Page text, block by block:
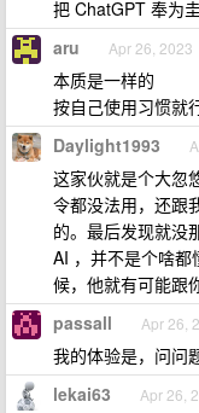
把 ChatGPT 奉为
aru Apr 26, 2023
本质是一样的
按自己使用习惯就
Daylight1993
这家伙就是个大忽
令都没法用，还跟
的。最后发现就没
AI ，并不是个啥都
候，他就有可能跟
passall Apr 26,
我的体验是，问问
lekai63 Apr 26,